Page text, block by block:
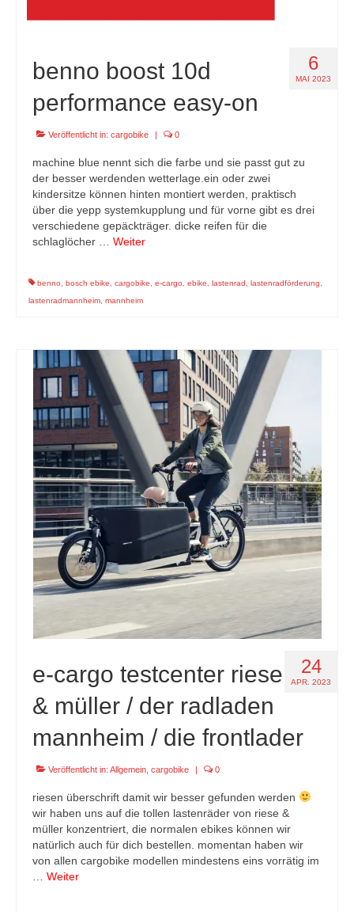
6
MAI 2023
benno boost 10d
performance easy-on
Veröffentlicht in: cargobike | 0
machine blue nennt sich die farbe und sie passt gut zu
der besser werdenden wetterlage.ein oder zwei
kindersitze können hinten montiert werden, praktisch
über die yepp systemkupplung und für vorne gibt es drei
verschiedene gepäckträger. dicke reifen für die
schlaglöcher … Weiter
benno bosch ebike cargobike e-cargo ebike lastenrad lastenradförderung
lastenradmannheim mannheim
24
APR. 2023
e-cargo testcenter riese
& müller / der radladen
mannheim / die frontlader
Veröffentlicht in: Allgemein cargobike | 0
riesen überschrift damit wir besser gefunden werden
wir haben uns auf die tollen lastenräder von riese &
müller konzentriert, die normalen ebikes können wir
natürlich auch für dich bestellen. momentan haben wir
von allen cargobike modellen mindestens eins vorrätig im
Weiter